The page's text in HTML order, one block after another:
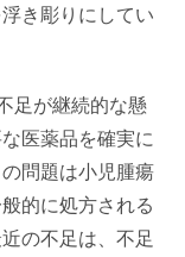
き彫りにしてい
足が継続的な懸
医薬品を確実に
問題は小児腫瘍
的に処方される
の不足は、不足